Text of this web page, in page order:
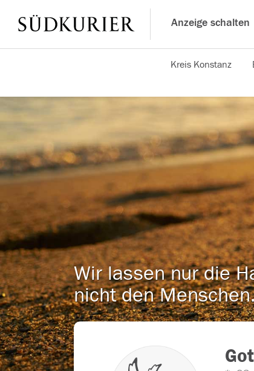
Anzeige schalten
Kreis Konstanz
Wir lassen nur die
nicht den